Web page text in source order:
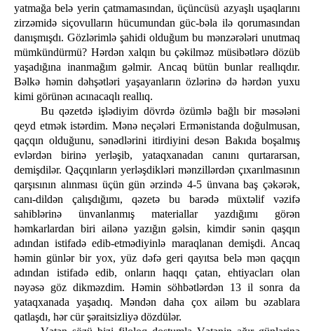
yatmağa belə yerin çatmamasından, üçüncüsü azyaşlı uşaqlarını
zirzəmidə siçovulların hücumundan güc-bəla ilə qorumasından
danışmışdı. Gözlərimlə şahidi olduğum bu mənzərələri unutmaq
mümkündürmü? Hərdən xalqın bu çəkilməz müsibətlərə dözüb
yaşadığına inanmağım gəlmir. Ancaq bütün bunlar reallıqdır.
Bəlkə həmin dəhşətləri yaşayanların özlərinə də hərdən yuxu
kimi görünən acınacaqlı reallıq.
Bu qəzetdə işlədiyim dövrdə özümlə bağlı bir məsələni
qeyd etmək istərdim. Mənə neçələri Ermənistanda doğulmusan,
qaçqın olduğunu, sənədlərini itirdiyini desən Bakıda boşalmış
evlərdən birinə yerləşib, yataqxanadan canını qurtararsan,
demişdilər. Qaçqınların yerləşdikləri mənzillərdən çıxarılmasının
qarşısının alınması üçün gün ərzində 4-5 ünvana baş çəkərək,
canı-dildən çalışdığımı, qəzetə bu barədə müxtəlif vəzifə
sahiblərinə ünvanlanmış materiallar yazdığımı görən
həmkarlardan biri ailənə yazığın gəlsin, kimdir sənin qaşqın
adından istifadə edib-etmədiyinlə maraqlanan demişdi. Ancaq
həmin günlər bir yox, yüz dəfə geri qayıtsa belə mən qaçqın
adından istifadə edib, onların haqqı çatan, ehtiyacları olan
nəyəsə göz dikməzdim. Həmin söhbətlərdən 13 il sonra da
yataqxanada yaşadıq. Məndən daha çox ailəm bu əzablara
qatlaşdı, hər cür şəraitsizliyə dözdülər.